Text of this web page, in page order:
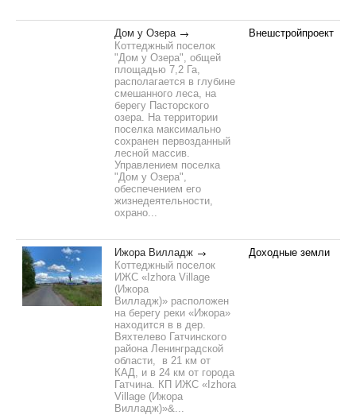
Дом у Озера
Коттеджный поселок
"Дом у Озера", общей
площадью 7,2 Га,
располагается в глубине
смешанного леса, на
берегу Пасторского
озера. На территории
поселка максимально
сохранен первозданный
лесной массив.
Управлением поселка
"Дом у Озера",
обеспечением его
жизнедеятельности,
охрано...
Внешстройпроект
Ижора Вилладж
Коттеджный поселок
ИЖС «Izhora Village
(Ижора
Вилладж)» расположен
на берегу реки «Ижора»
находится в в дер.
Вяхтелево Гатчинского
района Ленинградской
области, в 21 км от
КАД, и в 24 км от города
Гатчина. КП ИЖС «Izhora
Village (Ижора
Вилладж)»&...
Доходные земли